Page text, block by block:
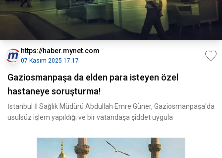
https://haber.mynet.com
07 Kasım 2025 17:17
Gaziosmanpaşa da elden para isteyen özel
hastaneye soruşturma!
İstanbul İl Sağlık Müdürü Abdullah Emre Güner, Gaziosmanpaşa'da
usulsüz işlem yapıldığı ve bir vatandaşa şiddet uygula